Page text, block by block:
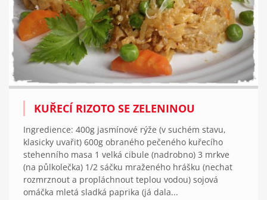
KUŘECÍ RIZOTO SE ZELENINOU
Ingredience: 400g jasmínové rýže (v suchém stavu,
klasicky uvařit) 600g obraného pečeného kuřecího
stehenního masa 1 velká cibule (nadrobno) 3 mrkve
(na půlkolečka) 1/2 sáčku mraženého hrášku (nechat
rozmrznout a propláchnout teplou vodou) sojová
omáčka mletá sladká paprika (já dala...